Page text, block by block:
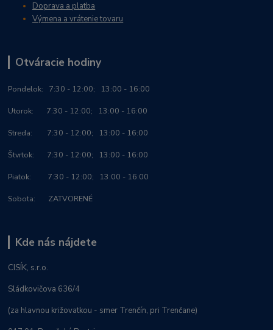
Doprava a platba
Výmena a vrátenie tovaru
Otváracie hodiny
Pondelok: 7:30 - 12:00; 13:00 - 16:00
Utorok: 7:30 - 12:00; 13:00 - 16:00
Streda: 7:30 - 12:00; 13:00 - 16:00
Štvrtok: 7:30 - 12:00; 13:00 - 16:00
Piatok: 7:30 - 12:00; 13:00 - 16:00
Sobota: ZATVORENÉ
Kde nás nájdete
CISÍK, s.r.o.
Sládkovičova 636/4
(za hlavnou križovatkou - smer Trenčín, pri Trenčane)